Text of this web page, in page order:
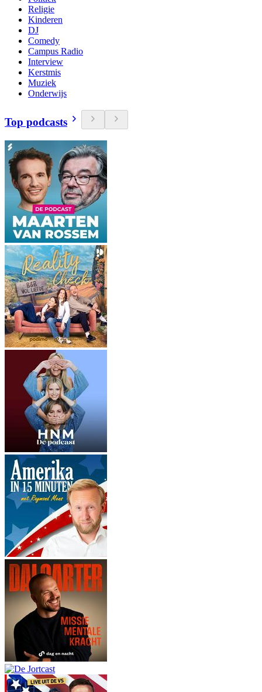
Religie
Kinderen
DJ
Comedy
Campus Radio
Interview
Kerstmis
Muziek
Onderwijs
Top podcasts